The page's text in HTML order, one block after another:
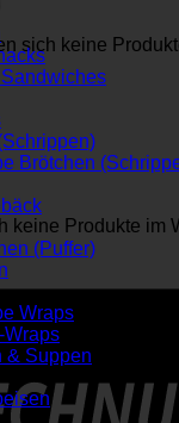
sich keine
keine Produkte im
Brötchen
(Puffer)
Wraps
Wraps
& Suppen